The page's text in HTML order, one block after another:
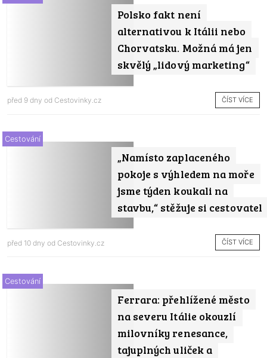
Polsko fakt není
alternativou k Itálii nebo
Chorvatsku. Možná má jen
skvělý „lidový marketing“
před 9 dny od Cestovinky.cz ČÍST VÍCE
„Namísto zaplaceného
pokoje s výhledem na moře
jsme týden koukali na
stavbu,“ stěžuje si cestovatel
Cestování
před 10 dny od Cestovinky.cz ČÍST VÍCE
Ferrara: přehlížené město
na severu Itálie okouzlí
milovníky renesance,
tajuplných uliček a
Cestování